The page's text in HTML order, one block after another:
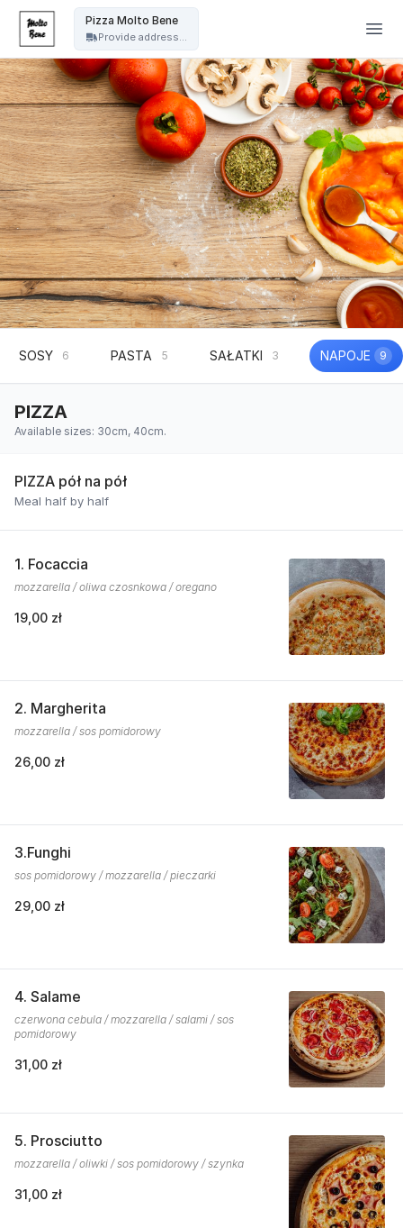
Pizza Molto Bene
Provide address...
SOSY 6 PASTA 5 SAŁATKI 3 NAPOJE 9
PIZZA
Available sizes: 30cm, 40cm.
PIZZA pół na pół
Meal half by half
1. Focaccia
mozzarella / oliwa czosnkowa / oregano
19,00 zł
2. Margherita
mozzarella / sos pomidorowy
26,00 zł
3.Funghi
sos pomidorowy / mozzarella / pieczarki
29,00 zł
4. Salame
czerwona cebula / mozzarella / salami / sos
pomidorowy
31,00 zł
5. Prosciutto
mozzarella / oliwki / sos pomidorowy / szynka
31,00 zł